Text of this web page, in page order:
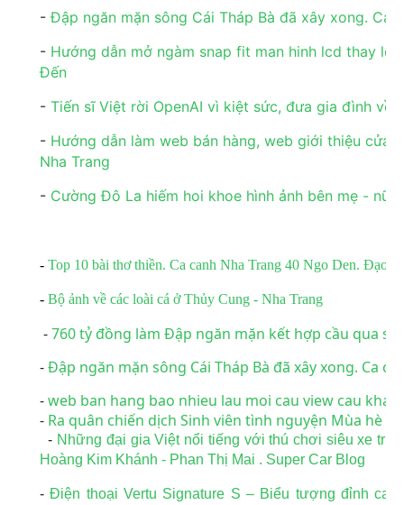
-Đập ngăn mặn sông Cái Tháp Bà đã xây xong. Ca
- Hướng dẫn mở ngàm snap fit man hinh lcd thay
Đến
- Tiến sĩ Việt rời OpenAI vì kiệt sức, đưa gia đình về
- Hướng dẫn làm web bán hàng, web giới thiệu cửa
Nha Trang
- Cường Đô La hiếm hoi khoe hình ảnh bên mẹ - nữ
- Top 10 bài thơ thiền. Ca canh Nha Trang 40 Ngo Den. Đạo
- Bộ ảnh về các loài cá ở Thủy Cung - Nha Trang
-760 tỷ đồng làm Đập ngăn mặn kết hợp cầu qua
-Đập ngăn mặn sông Cái Tháp Bà đã xây xong. Ca
-web ban hang bao nhieu lau moi cau view cau
- Ra quân chiến dịch Sinh viên tình nguyện Mùa hè
- Những đại gia Việt nổi tiếng với thú chơi siêu xe
Hoàng Kim Khánh - Phan Thị Mai . Super Car Blog
- Điện thoại Vertu Signature S – Biểu tượng đỉnh cao